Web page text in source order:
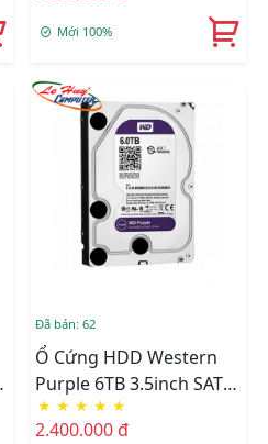
Mới 100%
Đã bán: 62
Ổ Cứng HDD Western
Purple 6TB 3.5inch SATA
III Hàng Công Ty
★ ★ ★ ★ ★
2.400.000 đ